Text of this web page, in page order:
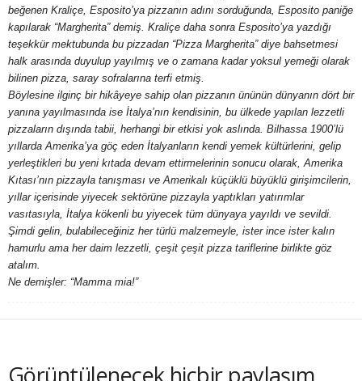
beğenen Kraliçe, Esposito’ya pizzanın adını sorduğunda, Esposito paniğe
kapılarak “Margherita” demiş. Kraliçe daha sonra Esposito’ya yazdığı
teşekkür mektubunda bu pizzadan “Pizza Margherita” diye bahsetmesi
halk arasında duyulup yayılmış ve o zamana kadar yoksul yemeği olarak
bilinen pizza, saray sofralarına terfi etmiş.
Böylesine ilginç bir hikâyeye sahip olan pizzanın ününün dünyanın dört bir
yanına yayılmasında ise İtalya’nın kendisinin, bu ülkede yapılan lezzetli
pizzaların dışında tabii, herhangi bir etkisi yok aslında. Bilhassa 1900’lü
yıllarda Amerika’ya göç eden İtalyanların kendi yemek kültürlerini, gelip
yerleştikleri bu yeni kıtada devam ettirmelerinin sonucu olarak, Amerika
Kıtası’nın pizzayla tanışması ve Amerikalı küçüklü büyüklü girişimcilerin,
yıllar içerisinde yiyecek sektörüne pizzayla yaptıkları yatırımlar
vasıtasıyla, İtalya kökenli bu yiyecek tüm dünyaya yayıldı ve sevildi.
Şimdi gelin, bulabileceğiniz her türlü malzemeyle, ister ince ister kalın
hamurlu ama her daim lezzetli, çeşit çeşit pizza tariflerine birlikte göz
atalım.
Ne demişler: “Mamma mia!”
Görüntülenecek hiçbir paylaşım